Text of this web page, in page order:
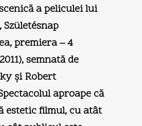
a peliculei lui
premiera – 4
semnată de
şi Robert
aproape că
estetic filmul, cu atât